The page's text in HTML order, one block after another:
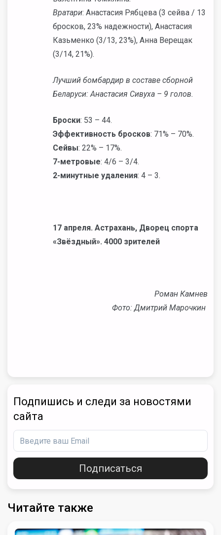
Вратари: Анастасия Рябцева (3 сейва / 13
бросков, 23% надежности), Анастасия
Казьменко (3/13, 23%), Анна Верещак
(3/14, 21%).
Лучший бомбардир в составе сборной
Беларуси: Анастасия Сивуха – 9 голов.
Броски: 53 – 44.
Эффективность бросков: 71% – 70%.
Сейвы: 22% – 17%.
7-метровые: 4/6 – 3/4.
2-минутные удаления: 4 – 3.
17 апреля. Астрахань, Дворец спорта
«Звёздный». 4000 зрителей
Роман Камнев
Фото: Дмитрий Марочкин
Подпишись и следи за новостями
сайта
Подписаться
Читайте также